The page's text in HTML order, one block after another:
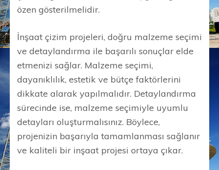
özen gösterilmelidir.
İnşaat çizim projeleri, doğru malzeme seçimi
ve detaylandırma ile başarılı sonuçlar elde
etmenizi sağlar. Malzeme seçimi,
dayanıklılık, estetik ve bütçe faktörlerini
dikkate alarak yapılmalıdır. Detaylandırma
sürecinde ise, malzeme seçimiyle uyumlu
detayları oluşturmalısınız. Böylece,
projenizin başarıyla tamamlanması sağlanır
ve kaliteli bir inşaat projesi ortaya çıkar.